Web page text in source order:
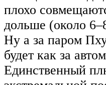
плохо
дольше (около
Ну а за паром
будет как за
Единственный